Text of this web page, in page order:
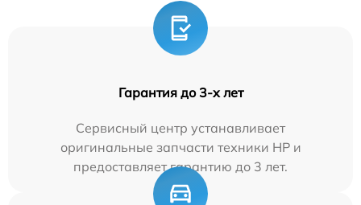
Гарантия до 3-х лет
Сервисный центр устанавливает
оригинальные запчасти техники HP и
предоставляет гарантию до 3 лет.